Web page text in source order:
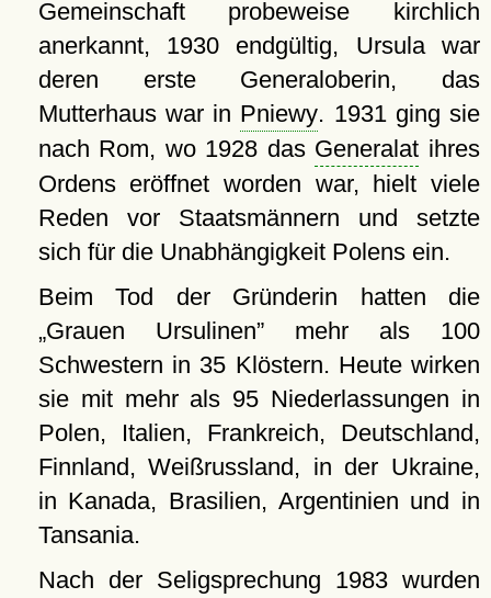
Gemeinschaft probeweise kirchlich
anerkannt, 1930 endgültig, Ursula war
deren erste Generaloberin, das
Mutterhaus war in Pniewy. 1931 ging sie
nach Rom, wo 1928 das Generalat ihres
Ordens eröffnet worden war, hielt viele
Reden vor Staatsmännern und setzte
sich für die Unabhängigkeit Polens ein.
Beim Tod der Gründerin hatten die
Grauen Ursulinen mehr als 100
Schwestern in 35 Klöstern. Heute wirken
sie mit mehr als 95 Niederlassungen in
Polen, Italien, Frankreich, Deutschland,
Finnland, Weißrussland, in der Ukraine,
in Kanada, Brasilien, Argentinien und in
Tansania.
Nach der Seligsprechung 1983 wurden